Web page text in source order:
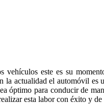
vehículos este es su
la actualidad el automóvil es
óptimo para conducir de
esta labor con éxito y de